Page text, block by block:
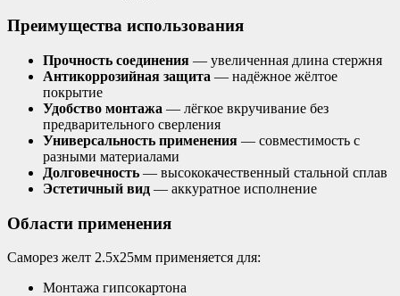
Преимущества использования
Прочность соединения — увеличенная длина стержня
Антикоррозийная защита — надёжное жёлтое
покрытие
Удобство монтажа — лёгкое вкручивание без
предварительного сверления
Универсальность применения — совместимость с
разными материалами
Долговечность — высококачественный стальной сплав
Эстетичный вид — аккуратное исполнение
Области применения
Саморез желт 2.5х25мм применяется для:
Монтажа гипсокартона